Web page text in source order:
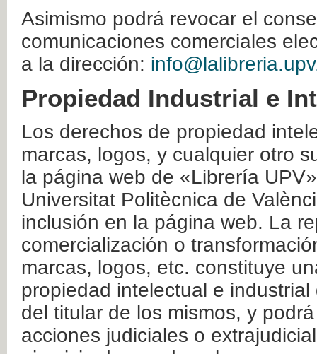
Asimismo podrá revocar el
comunicaciones comerciales
a la dirección:
Propiedad Industrial e
Los derechos de propiedad
marcas, logos, y cualquier otro
la página web de «Librería
Universitat Politècnica de
inclusión en la página web. La
comercialización o
marcas, logos, etc. constituye
propiedad intelectual e
del titular de los mismos, y
acciones judiciales o